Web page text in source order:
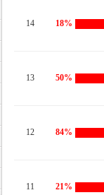
14
18%
13
50%
12
84%
11
21%